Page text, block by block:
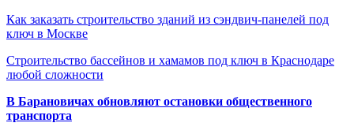
Как заказать строительство зданий из сэндвич-панелей под
ключ в Москве
Строительство бассейнов и хамамов под ключ в Краснодаре
любой сложности
В Барановичах обновляют остановки общественного
транспорта